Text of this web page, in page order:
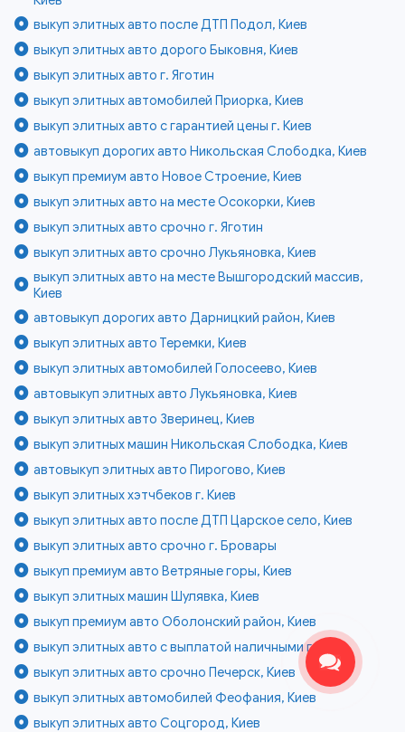
выкуп элитных авто после ДТП Подол, Киев
выкуп элитных авто дорого Быковня, Киев
выкуп элитных авто г. Яготин
выкуп элитных автомобилей Приорка, Киев
выкуп элитных авто с гарантией цены г. Киев
автовыкуп дорогих авто Никольская Слободка, Киев
выкуп премиум авто Новое Строение, Киев
выкуп элитных авто на месте Осокорки, Киев
выкуп элитных авто срочно г. Яготин
выкуп элитных авто срочно Лукьяновка, Киев
выкуп элитных авто на месте Вышгородский массив,
Киев
автовыкуп дорогих авто Дарницкий район, Киев
выкуп элитных авто Теремки, Киев
выкуп элитных автомобилей Голосеево, Киев
автовыкуп элитных авто Лукьяновка, Киев
выкуп элитных авто Зверинец, Киев
выкуп элитных машин Никольская Слободка, Киев
автовыкуп элитных авто Пирогово, Киев
выкуп элитных хэтчбеков г. Киев
выкуп элитных авто после ДТП Царское село, Киев
выкуп элитных авто срочно г. Бровары
выкуп премиум авто Ветряные горы, Киев
выкуп элитных машин Шулявка, Киев
выкуп премиум авто Оболонский район, Киев
выкуп элитных авто с выплатой наличными г. Киев
выкуп элитных авто срочно Печерск, Киев
выкуп элитных автомобилей Феофания, Киев
выкуп элитных авто Соцгород, Киев